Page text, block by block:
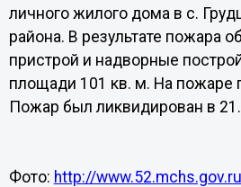
личного жилого дома в с.
района. В результате пожара
пристрой и надворные
площади 101 кв. м. На пожаре
Пожар был ликвидирован в
Фото: http://